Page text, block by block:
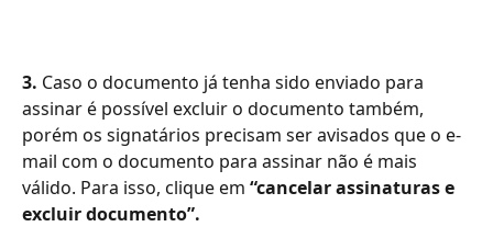
3. Caso o documento já tenha sido enviado para
assinar é possível excluir o documento também,
porém os signatários precisam ser avisados que o e-
mail com o documento para assinar não é mais
válido. Para isso, clique em “cancelar assinaturas e
excluir documento”.